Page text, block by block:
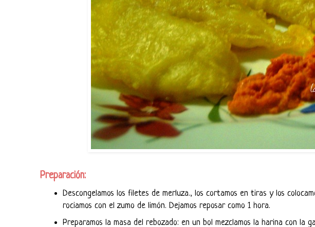
Preparación:
Descongelamos los filetes de merluza., los cortamos en tiras y los
rociamos con el zumo de limón. Dejamos reposar como 1 hora.
Preparamos la masa del rebozado: en un bol mezclamos la harina con la